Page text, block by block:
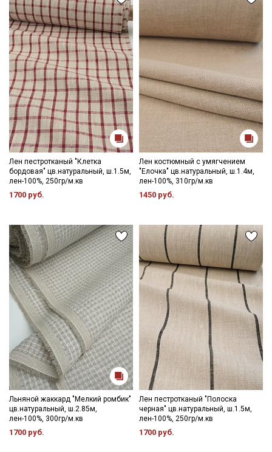
Лен пестротканый "Клетка
бордовая" цв.натуральный, ш.1.5м,
лен-100%, 250гр/м.кв
1700 руб.
Лен костюмный с умягчением
"Елочка" цв.натуральный, ш.1.4м,
лен-100%, 310гр/м.кв
1450 руб.
Льняной жаккард "Мелкий ромбик"
цв.натуральный, ш.2.85м,
лен-100%, 300гр/м.кв
1700 руб.
Лен пестротканый "Полоска
черная" цв.натуральный, ш.1.5м,
лен-100%, 250гр/м.кв
1700 руб.
Секретная рассылка от Купава
Мы публикуем здесь дополнительные
промокоды и скидки до 30% на узкие
категории тканей
Электронная почта
Подписаться
Ознакомлен(а) сПолитикой обработки персональных
данныхи даюСогласие на обработку персональных
данных
ДаюСогласие на получение рекламных и
информационных рассылок